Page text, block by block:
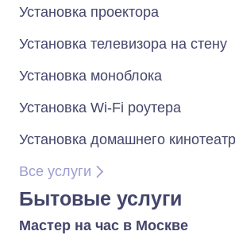
Установка проектора
Установка телевизора на стену
Установка моноблока
Установка Wi-Fi роутера
Установка домашнего
Все услуги
Бытовые услуги
Мастер на час в Москве